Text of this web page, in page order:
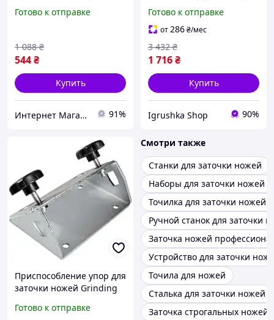
Приспособа для заточки
продольной точилкой,
MTS
Готово к отправке
544₴
1 088 ₴
Купить
Интернет Магазин "StepShop" 91%
Заточка керамических
ножей в домашних
условиях, RYH
Готово к отправке
от286₴/мес
1 716₴
3 432 ₴
Купить
Igrushka Shop 90%
Приспособление упор для
заточки ножей Grinding
70
Готово к отправке
Смотри также
Станки для заточки ножей
Наборы для заточки ножей
Точилка для заточки ножей
Ручной станок для заточки
Заточка ножей
Устройство для заточки
Точила для ножей
Сталька для заточки ножей
Заточка строгальных ножей